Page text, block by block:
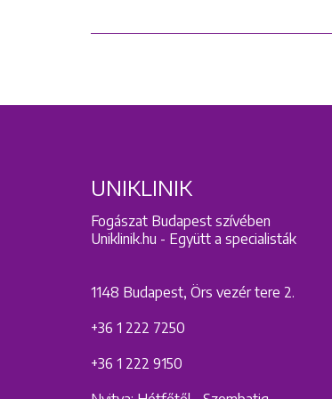
UNIKLINIK
Fogászat Budapest szívében
Uniklinik.hu - Együtt a specialisták
1148 Budapest, Örs vezér tere 2.
+36 1 222 7250
+36 1 222 9150